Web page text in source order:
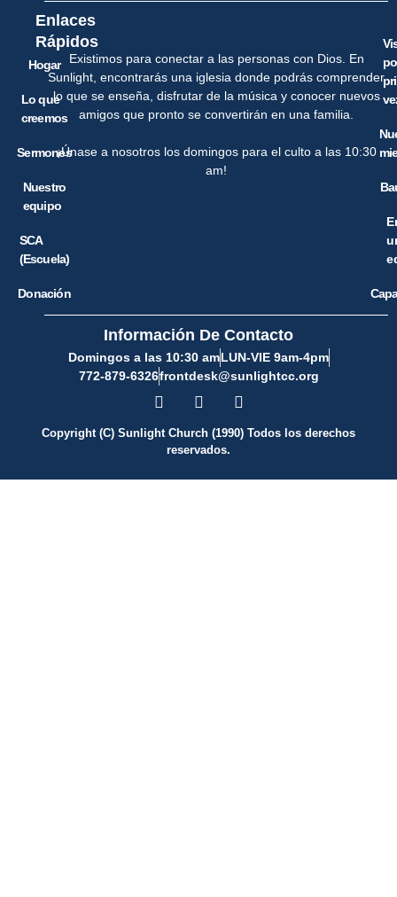
Enlaces
Rápidos
Hogar
Lo que
creemos
Sermones
Nuestro
equipo
SCA
(Escuela)
Donación
Existimos para conectar a las personas con Dios. En
Sunlight, encontrarás una iglesia donde podrás comprender
lo que se enseña, disfrutar de la música y conocer nuevos
amigos que pronto se convertirán en una familia.
¡Únase a nosotros los domingos para el culto a las 10:30
am!
Información De Contacto
Domingos a las 10:30 amLUN-VIE 9am-4pm
772-879-6326frontdesk@sunlightcc.org
Copyright (C) Sunlight Church (1990) Todos los derechos
reservados.